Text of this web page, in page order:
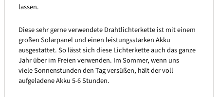
lassen.
Diese sehr gerne verwendete Drahtlichterkette ist mit einem
großen Solarpanel und einen leistungsstarken Akku
ausgestattet. So lässt sich diese Lichterkette auch das ganze
Jahr über im Freien verwenden. Im Sommer, wenn uns
viele Sonnenstunden den Tag versüßen, hält der voll
aufgeladene Akku 5-6 Stunden.